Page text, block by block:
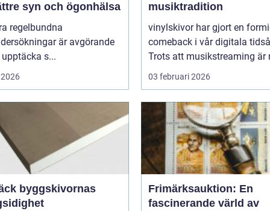
syn och ögonhälsa
regelbundna
är avgörande
s...
musiktradition
vinylskivor har gjort en
comeback i vår digitala
Trots att musikstreaming är
03 februari 2026
byggskivornas
Frimärksauktion: En
fascinerande värld av